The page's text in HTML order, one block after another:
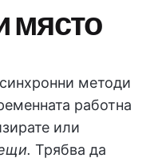
място
методи
работна
или
Трябва да